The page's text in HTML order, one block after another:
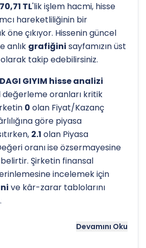
TL'lik işlem hacmi, hisse
hareketliliğinin bir
öne çıkıyor. Hissenin güncel
anlık grafiğini sayfamızın üst
olarak takip edebilirsiniz.
DAGI GIYIM hisse analizi
oranları kritik
0 olan Fiyat/Kazanç
göre piyasa
2.1 olan Piyasa
oranı ise özsermayesine
Şirketin finansal
incelemek için
ve kâr-zarar tablolarını
trendini ve potansiyelDevamını Oku